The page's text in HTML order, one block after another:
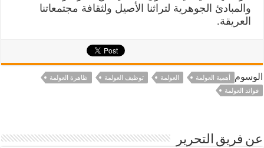
والمبادئ الجوهرية لتراثنا الأصيل ولثقافة مجتمعاتنا
العريقة.
الوسوم أهمية العولمة العولمة توظيف العولمة
ظاهرة العولمة
فوائد العولمة
عن فريق التحرير